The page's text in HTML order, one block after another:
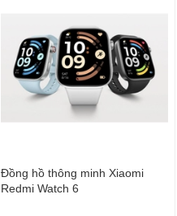
Đồng hồ thông minh Xiaomi
Redmi Watch 6